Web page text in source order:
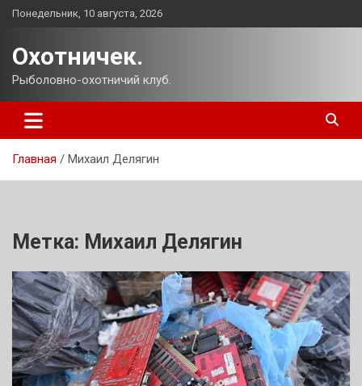
Перейти
Понедельник, 10 августа, 2026
Охотничек.
Рыболовно-охотничий клуб.
Главная Михаил Делягин
Метка: Михаил Делягин